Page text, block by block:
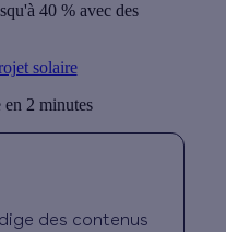
40 % avec des
solaire
2 minutes
des contenus